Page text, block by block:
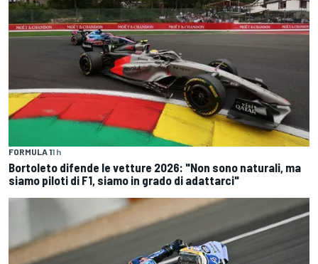
FORMULA 11 h
Bortoleto difende le vetture 2026: "Non sono naturali, ma
siamo piloti di F1, siamo in grado di adattarci"